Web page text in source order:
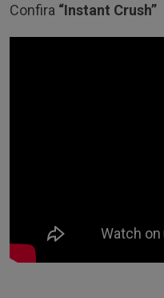
Confira “Instant Crush”